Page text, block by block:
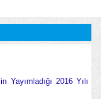
Yayımladığı 2016 Yılı